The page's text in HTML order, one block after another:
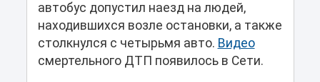
автобус допустил наезд на людей,
находившихся возле остановки, а также
столкнулся с четырьмя авто. Видео
смертельного ДТП появилось в Сети.